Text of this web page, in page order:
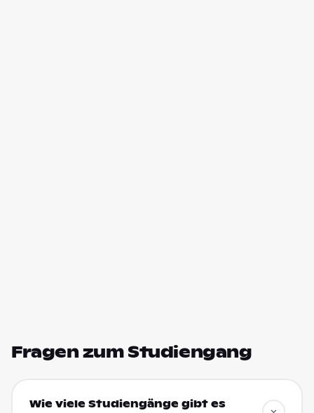
Fragen zum Studiengang
Wie viele Studiengänge gibt es